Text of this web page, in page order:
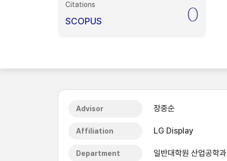
Citations
SCOPUS 0
Advisor 장중순
Affiliation LG Display
Department 일반대학원 산업공학과